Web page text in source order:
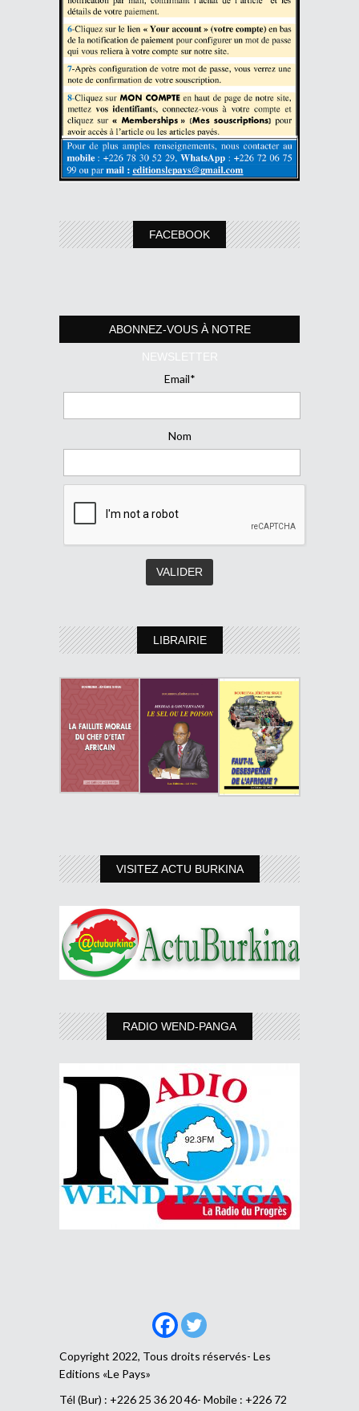
FACEBOOK
ABONNEZ-VOUS À NOTRE
NEWSLETTER
Email*
Nom
LIBRAIRIE
VISITEZ ACTU BURKINA
RADIO WEND-PANGA
Copyright 2022, Tous droits réservés- Les
Editions «Le Pays»
Tél (Bur) : +226 25 36 20 46- Mobile : +226 72